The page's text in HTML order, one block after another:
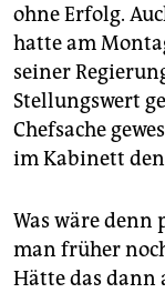
ohne Erfolg.
hatte am
seiner
Stellungswert
Chefsache
im Kabinett
Was wäre denn
man früher
Hätte das dann